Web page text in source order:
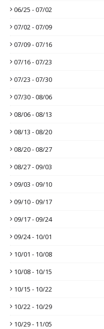
06/25 - 07/02
07/02 - 07/09
07/09 - 07/16
07/16 - 07/23
07/23 - 07/30
07/30 - 08/06
08/06 - 08/13
08/13 - 08/20
08/20 - 08/27
08/27 - 09/03
09/03 - 09/10
09/10 - 09/17
09/17 - 09/24
09/24 - 10/01
10/01 - 10/08
10/08 - 10/15
10/15 - 10/22
10/22 - 10/29
10/29 - 11/05